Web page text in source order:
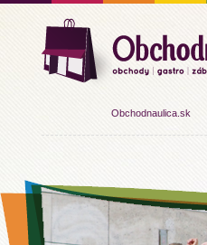
Obchodnaulica.sk